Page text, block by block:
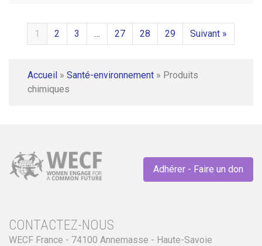
1 2 3 … 27 28 29 Suivant »
Accueil » Santé-environnement » Produits
chimiques
Adhérer - Faire un don
CONTACTEZ-NOUS
WECF France - 74100 Annemasse - Haute-Savoie